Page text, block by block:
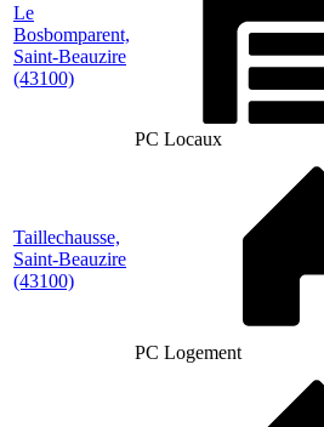
Le
Bosbomparent,
Saint-Beauzire
(43100)
PC Locaux
Taillechausse,
Saint-Beauzire
(43100)
PC Logement